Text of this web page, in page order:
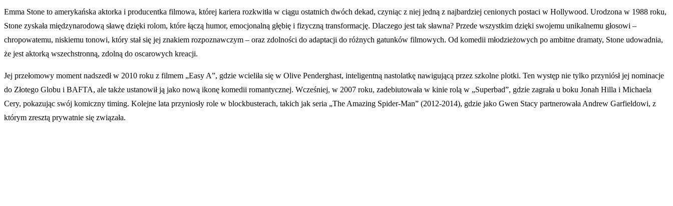
Emma Stone to amerykańska aktorka i producentka filmowa, której kariera rozkwitła w ciągu ostatnich dwóch dekad, czyniąc z niej jedną z najbardziej cenionych postaci w Hollywood. Urodzona w 1988 roku,
Stone zyskała międzynarodową sławę dzięki rolom, które łączą humor, emocjonalną głębię i fizyczną transformację. Dlaczego jest tak sławna? Przede wszystkim dzięki swojemu unikalnemu głosowi –
chropowatemu, niskiemu tonowi, który stał się jej znakiem rozpoznawczym – oraz zdolności do adaptacji do różnych gatunków filmowych. Od komedii młodzieżowych po ambitne dramaty, Stone udowadnia,
że jest aktorką wszechstronną, zdolną do oscarowych kreacji.
Jej przełomowy moment nadszedł w 2010 roku z filmem „Easy A”, gdzie wcieliła się w Olive Penderghast, inteligentną nastolatkę nawigującą przez szkolne plotki. Ten występ nie tylko przyniósł jej nominacje
do Złotego Globu i BAFTA, ale także ustanowił ją jako nową ikonę komedii romantycznej. Wcześniej, w 2007 roku, zadebiutowała w kinie rolą w „Superbad”, gdzie zagrała u boku Jonah Hilla i Michaela
Cery, pokazując swój komiczny timing. Kolejne lata przyniosły role w blockbusterach, takich jak seria „The Amazing Spider-Man” (2012-2014), gdzie jako Gwen Stacy partnerowała Andrew Garfieldowi, z
którym zresztą prywatnie się związała.